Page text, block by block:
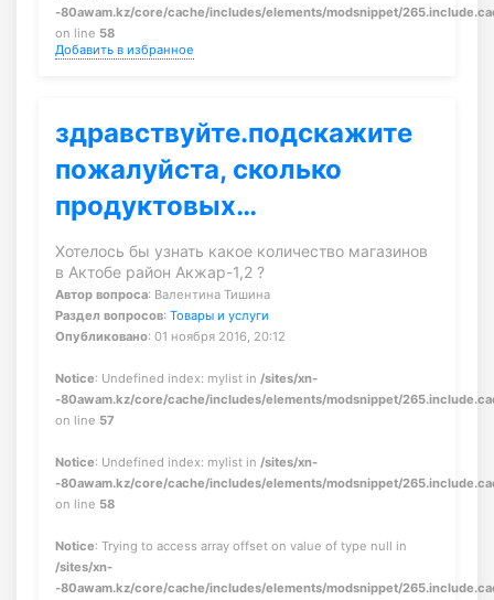
-80awam.kz/core/cache/includes/elements/modsnippet/
on line 58
Добавить в избранное
здравствуйте.подскажите
пожалуйста, сколько
продуктовых…
Хотелось бы узнать какое количество магазинов
в Актобе район Акжар-1,2 ?
Автор вопроса: Валентина Тишина
Раздел вопросов: Товары и услуги
Опубликовано: 01 ноября 2016, 20:12
Notice: Undefined index: mylist in /sites/xn-
-80awam.kz/core/cache/includes/elements/modsnippet/
on line 57
Notice: Undefined index: mylist in /sites/xn-
-80awam.kz/core/cache/includes/elements/modsnippet/
on line 58
Notice: Trying to access array offset on value of type null in
/sites/xn-
-80awam.kz/core/cache/includes/elements/modsnippet/